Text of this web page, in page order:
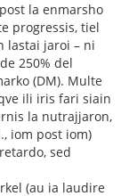
la enmarsho
progressis, tiel
lastai jaroi – ni
250% del
(DM). Multe
ili iris fari siain
la nutrajjaron,
iom post iom)
sed
(au ia laudire